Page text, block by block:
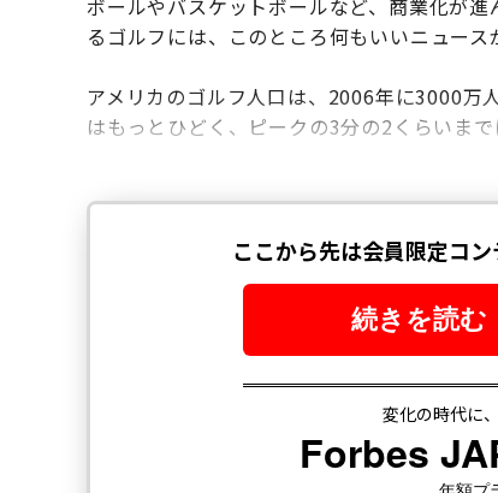
ボールやバスケットボールなど、商業化が
るゴルフには、このところ何もいいニュース
アメリカのゴルフ人口は、2006年に3000万
はもっとひどく、ピークの3分の2くらいま